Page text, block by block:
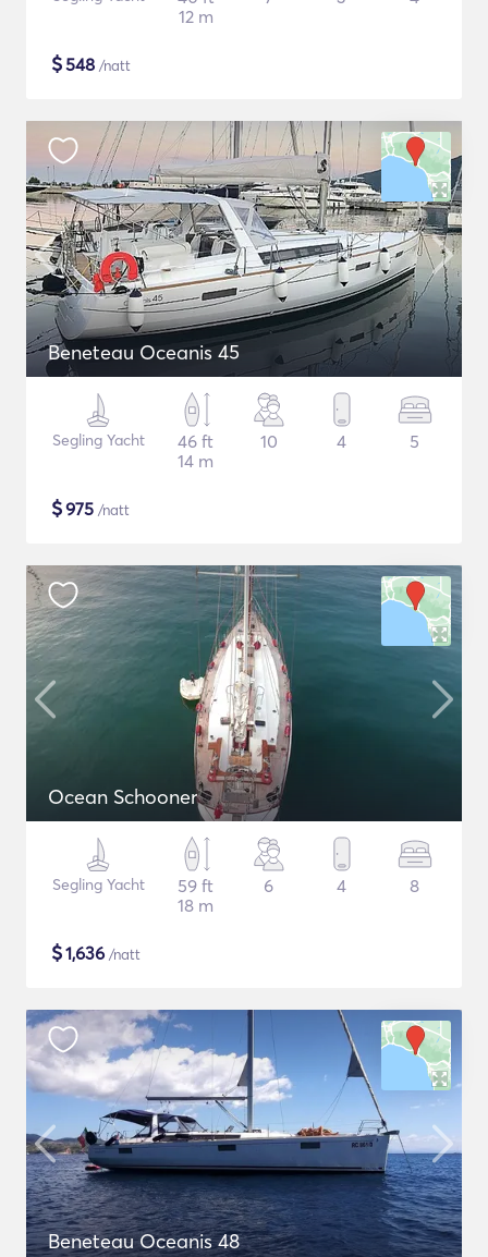
12 m
$548 /natt
Beneteau Oceanis 45
Segling Yacht
46 ft
14 m
10 4 5
$975 /natt
Ocean Schooner
Segling Yacht
59 ft
18 m
6 4 8
$1,636 /natt
Beneteau Oceanis 48